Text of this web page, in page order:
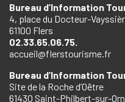
Bureau d’Information
4, place du Docteur-
61100 Flers
02.33.65.06.75.
accueil@flerstourisme.fr
Bureau d’Information
Site de la Roche d’Oëtre
61430 Saint-Philbert-sur-